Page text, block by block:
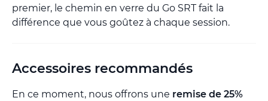
premier, le chemin en verre du Go SRT fait la
différence que vous goûtez à chaque session.
Accessoires recommandés
En ce moment, nous offrons une remise de 25%